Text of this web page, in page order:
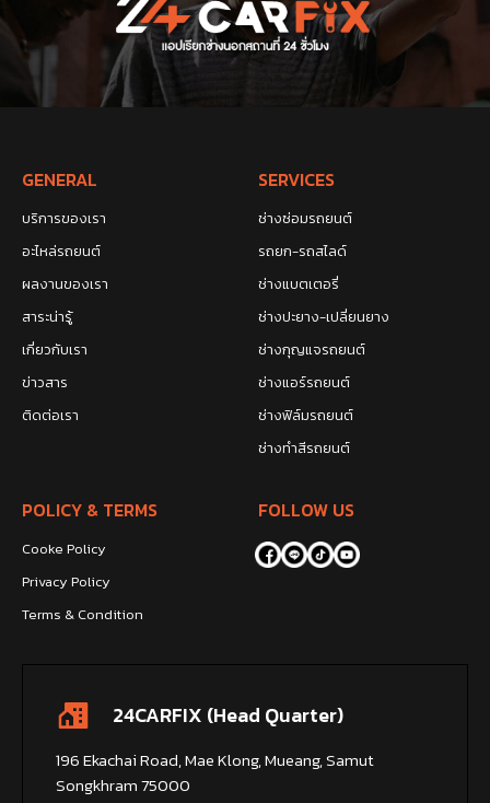
GENERAL
บริการของเรา
อะไหล่รถยนต์
ผลงานของเรา
สาระน่ารู้
เกี่ยวกับเรา
ข่าวสาร
ติดต่อเรา
SERVICES
ช่างซ่อมรถยนต์
รถยก-รถสไลด์
ช่างแบตเตอรี่
ช่างปะยาง-เปลี่ยนยาง
ช่างกุญแจรถยนต์
ช่างแอร์รถยนต์
ช่างฟิล์มรถยนต์
ช่างทำสีรถยนต์
POLICY & TERMS
Cooke Policy
Privacy Policy
Terms & Condition
FOLLOW US
24CARFIX (Head Quarter)
196 Ekachai Road, Mae Klong, Mueang, Samut
Songkhram 75000